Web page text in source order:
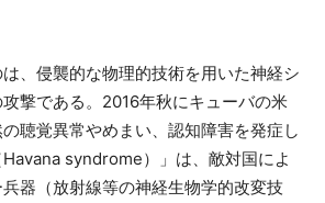
、侵襲的な物理的技術を用いた神経シ
撃である。2016年秋にキューバの米
聴覚異常やめまい、認知障害を発症し
syndrome）」は、敵対国によ
器（放射線等の神経生物学的改変技